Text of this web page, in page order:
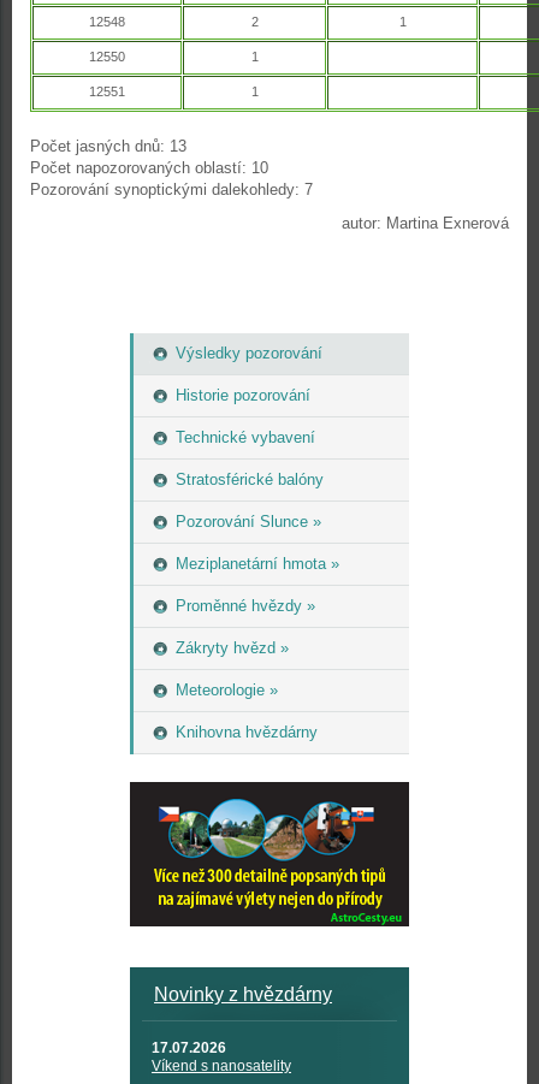
Výsledky pozorování
Historie pozorování
Technické vybavení
Stratosférické balóny
Pozorování Slunce »
Meziplanetární hmota »
Proměnné hvězdy »
Zákryty hvězd »
Meteorologie »
Knihovna hvězdárny
Novinky z hvězdárny
17.07.2026
Víkend s nanosatelity
12548 2 1
12550 1
12551 1
Počet jasných dnů: 13
Počet napozorovaných oblastí: 10
Pozorování synoptickými dalekohledy: 7
autor: Martina Exnerová